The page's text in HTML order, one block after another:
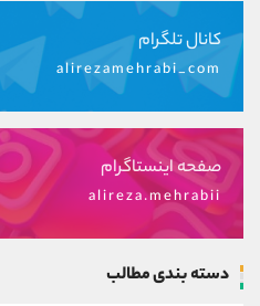
کانال تلگرام
alirezamehrabi_com
صفحه اینستاگرام
alireza.mehrabii
دسته بندی مطالب